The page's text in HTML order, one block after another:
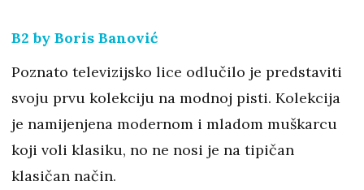
B2 by Boris Banović
Poznato televizijsko lice odlučilo je predstaviti
svoju prvu kolekciju na modnoj pisti. Kolekcija
je namijenjena modernom i mladom muškarcu
koji voli klasiku, no ne nosi je na tipičan
klasičan način.